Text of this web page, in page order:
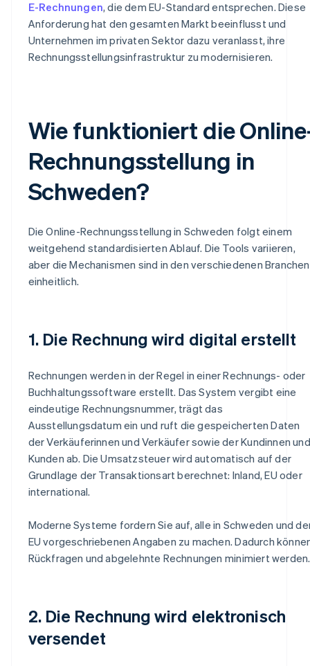
E-Rechnungen, die dem EU-Standard entsprechen. Diese
Anforderung hat den gesamten Markt beeinflusst und
Unternehmen im privaten Sektor dazu veranlasst, ihre
Rechnungsstellungsinfrastruktur zu modernisieren.
Wie funktioniert die
Rechnungsstellung in
Schweden?
Die Online-Rechnungsstellung in Schweden folgt einem
weitgehend standardisierten Ablauf. Die Tools variieren,
aber die Mechanismen sind in den verschiedenen Branchen
einheitlich.
1. Die Rechnung wird digital erstellt
Rechnungen werden in der Regel in einer Rechnungs- oder
Buchhaltungssoftware erstellt. Das System vergibt eine
eindeutige Rechnungsnummer, trägt das
Ausstellungsdatum ein und ruft die gespeicherten Daten
der Verkäuferinnen und Verkäufer sowie der Kundinnen und
Kunden ab. Die Umsatzsteuer wird automatisch auf der
Grundlage der Transaktionsart berechnet: Inland, EU oder
international.
Moderne Systeme fordern Sie auf, alle in Schweden und
EU vorgeschriebenen Angaben zu machen. Dadurch
Rückfragen und abgelehnte Rechnungen minimiert werden.
2. Die Rechnung wird elektronisch
versendet